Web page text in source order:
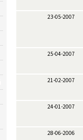
23-05-2007
25-04-2007
21-02-2007
24-01-2007
28-06-2006